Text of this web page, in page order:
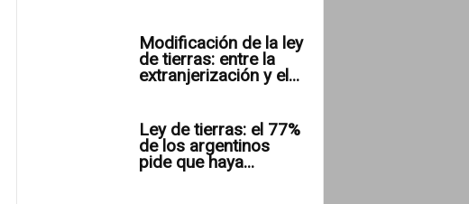
Modificación de la ley
de tierras: entre la
extranjerización y el...
Ley de tierras: el 77%
de los argentinos
pide que haya...